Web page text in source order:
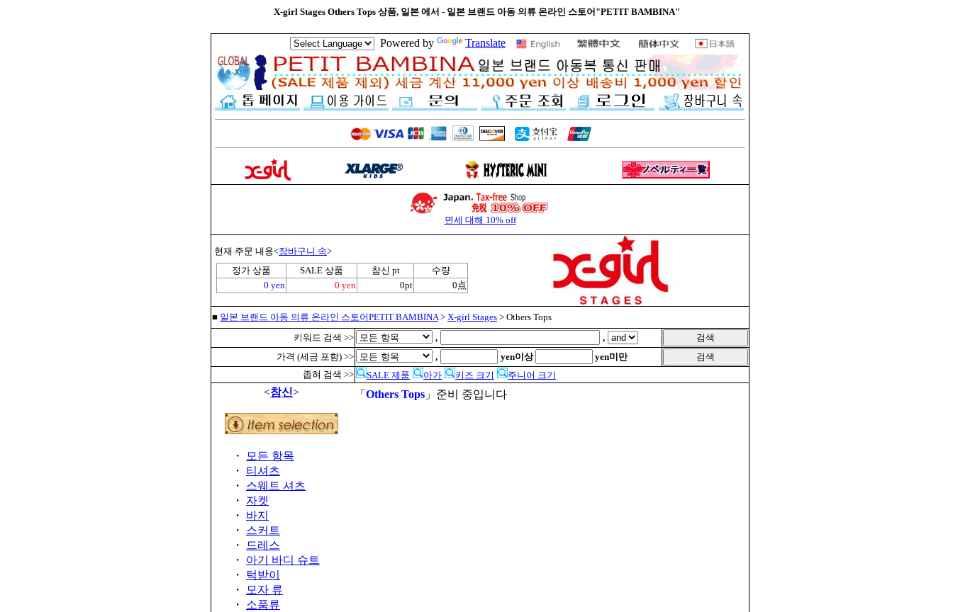
X-girl Stages Others Tops 상품, 일본 에서 - 일본 브랜드 아동 의류 온라인 스토어"PETIT BAMBINA"
Powered by Translate
면세 대해 10% off
현재 주문 내용<장바구니 속>
정가 상품
SALE 상품 참신 pt
수량
0 yen
0 yen 0pt 0点
■ 일본 브랜드 아동 의류 온라인 스토어PETIT BAMBINA> X-girl Stages > Others Tops
키워드 검색 >>
,
,
가격 (세금 포함) >>
, yen이상
yen미만
좁혀 검색 >>
SALE 제품 아가 키즈 크기 주니어 크기
<참신>
・ 모든 항목
・ 티셔츠
・ 스웨트 셔츠
・ 자켓
・ 바지
・ 스커트
・ 드레스
・ 아기 바디 슈트
・
턱받이
・ 모자 류
・ 소품류
「 Others Tops 」준비 중입니다